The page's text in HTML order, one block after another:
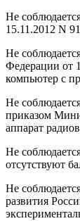
Не
15.11.2012 N
Не
Федерации от
компьютер с
Не
приказом
аппарат
Не
отсутствуют
Не
развития